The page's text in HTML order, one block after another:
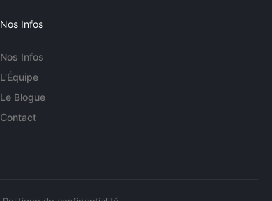
Nos Infos
Nos Infos
L'Équipe
Le Blogue
Contact